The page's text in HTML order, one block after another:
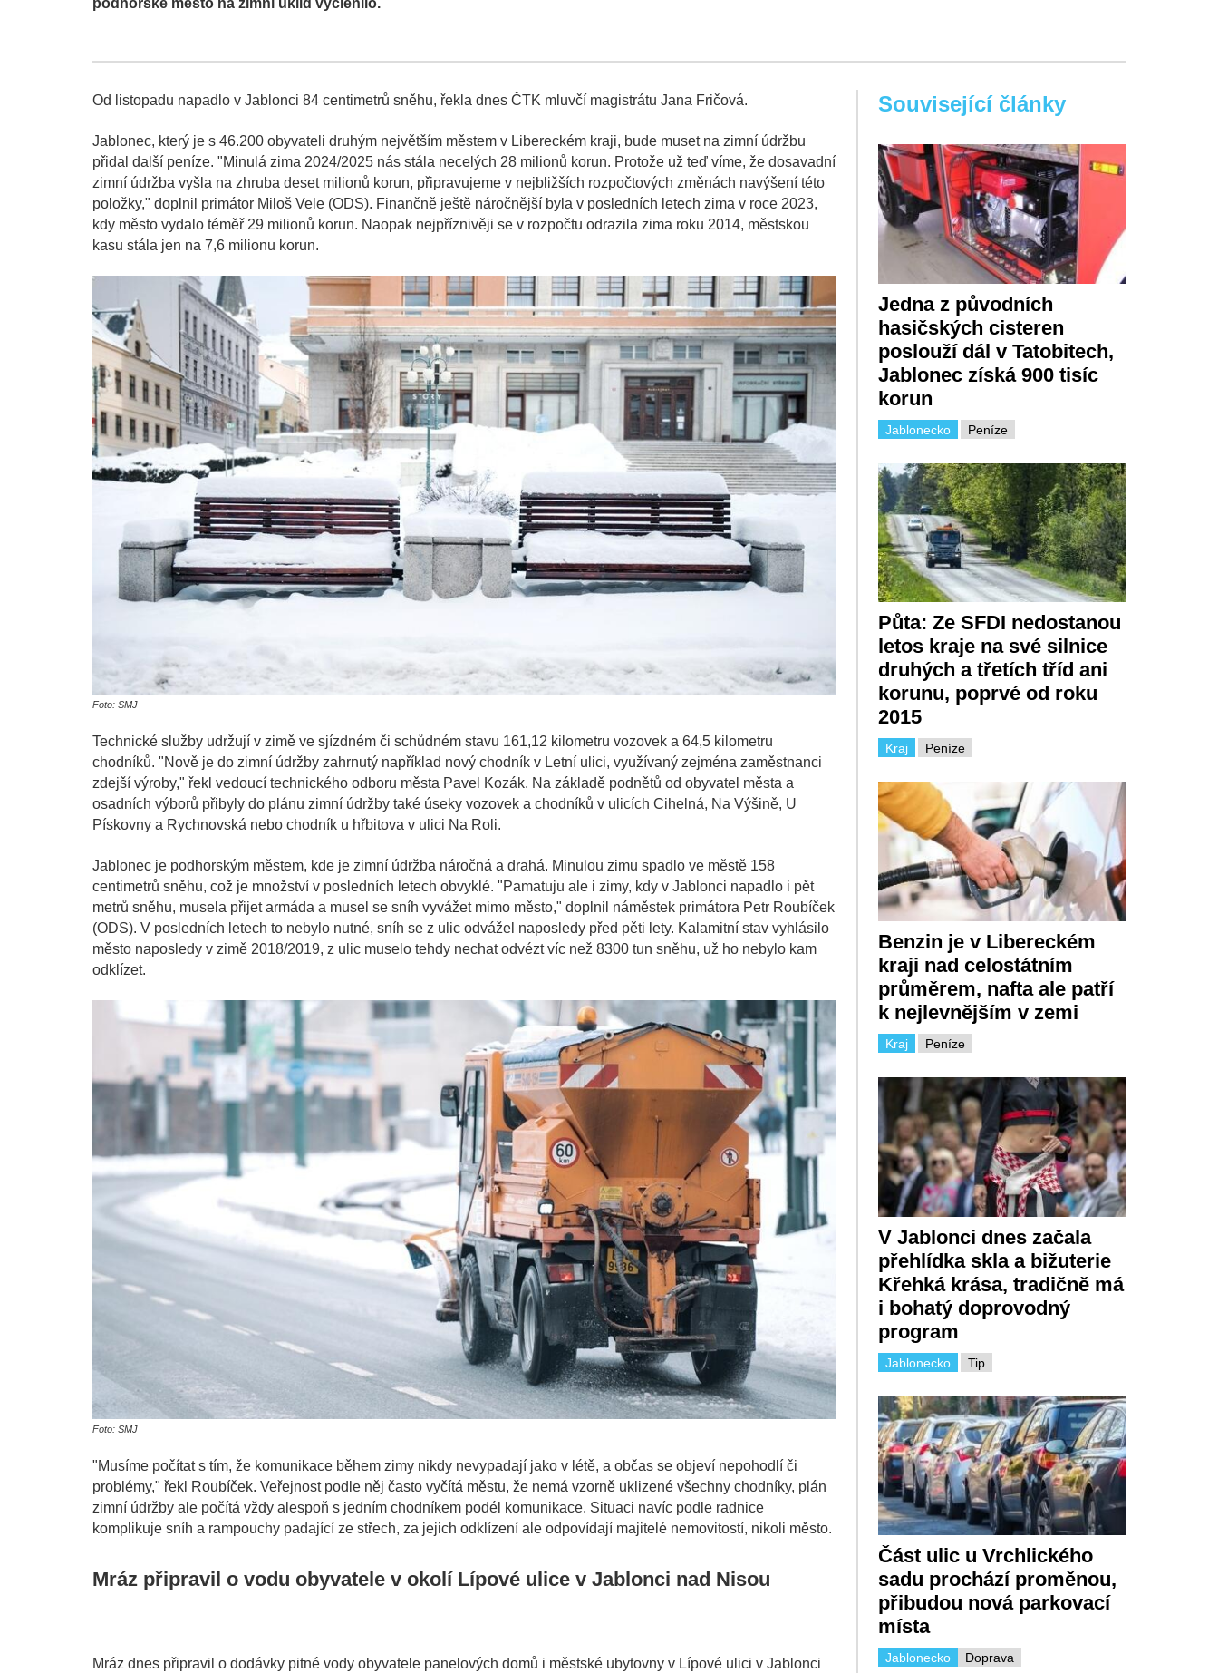
podhorské město na zimní úklid vyčlenilo.
Od listopadu napadlo v Jablonci 84 centimetrů sněhu, řekla dnes ČTK mluvčí magistrátu Jana Fričová.
Jablonec, který je s 46.200 obyvateli druhým největším městem v Libereckém kraji, bude muset na zimní údržbu
přidal další peníze. "Minulá zima 2024/2025 nás stála necelých 28 milionů korun. Protože už teď víme, že dosavadní
zimní údržba vyšla na zhruba deset milionů korun, připravujeme v nejbližších rozpočtových změnách navýšení této
položky," doplnil primátor Miloš Vele (ODS). Finančně ještě náročnější byla v posledních letech zima v roce 2023,
kdy město vydalo téměř 29 milionů korun. Naopak nejpříznivěji se v rozpočtu odrazila zima roku 2014, městskou
kasu stála jen na 7,6 milionu korun.
Foto: SMJ
Technické služby udržují v zimě ve sjízdném či schůdném stavu 161,12 kilometru vozovek a 64,5 kilometru
chodníků. "Nově je do zimní údržby zahrnutý například nový chodník v Letní ulici, využívaný zejména zaměstnanci
zdejší výroby," řekl vedoucí technického odboru města Pavel Kozák. Na základě podnětů od obyvatel města a
osadních výborů přibyly do plánu zimní údržby také úseky vozovek a chodníků v ulicích Cihelná, Na Výšině, U
Pískovny a Rychnovská nebo chodník u hřbitova v ulici Na Roli.
Jablonec je podhorským městem, kde je zimní údržba náročná a drahá. Minulou zimu spadlo ve městě 158
centimetrů sněhu, což je množství v posledních letech obvyklé. "Pamatuju ale i zimy, kdy v Jablonci napadlo i pět
metrů sněhu, musela přijet armáda a musel se sníh vyvážet mimo město," doplnil náměstek primátora Petr Roubíček
(ODS). V posledních letech to nebylo nutné, sníh se z ulic odvážel naposledy před pěti lety. Kalamitní stav vyhlásilo
město naposledy v zimě 2018/2019, z ulic muselo tehdy nechat odvézt víc než 8300 tun sněhu, už ho nebylo kam
odklízet.
Foto: SMJ
"Musíme počítat s tím, že komunikace během zimy nikdy nevypadají jako v létě, a občas se objeví nepohodlí či
problémy," řekl Roubíček. Veřejnost podle něj často vyčítá městu, že nemá vzorně uklizené všechny chodníky, plán
zimní údržby ale počítá vždy alespoň s jedním chodníkem podél komunikace. Situaci navíc podle radnice
komplikuje sníh a rampouchy padající ze střech, za jejich odklízení ale odpovídají majitelé nemovitostí, nikoli město.
Mráz připravil o vodu obyvatele v okolí Lípové ulice v Jablonci nad Nisou
Mráz dnes připravil o dodávky pitné vody obyvatele panelových domů i městské ubytovny v Lípové ulici v Jablonci
Související články
Jedna z původních
hasičských cisteren
poslouží dál v Tatobitech,
Jablonec získá 900 tisíc
korun
Jablonecko Peníze
Půta: Ze SFDI nedostanou
letos kraje na své silnice
druhých a třetích tříd ani
korunu, poprvé od roku
2015
Kraj Peníze
Benzin je v Libereckém
kraji nad celostátním
průměrem, nafta ale patří
k nejlevnějším v zemi
Kraj Peníze
V Jablonci dnes začala
přehlídka skla a bižuterie
Křehká krása, tradičně má
i bohatý doprovodný
program
Jablonecko Tip
Část ulic u Vrchlického
sadu prochází proměnou,
přibudou nová parkovací
místa
Doprava
Jablonecko